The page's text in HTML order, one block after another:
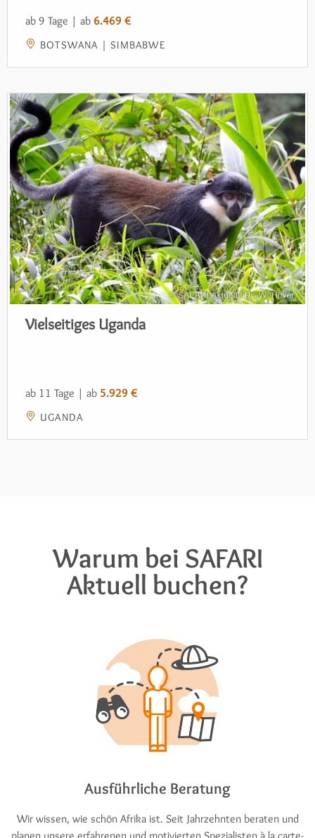
ab 9 Tage | ab 6.469 €
BOTSWANA | SIMBABWE
Vielseitiges Uganda
ab 11 Tage | ab 5.929 €
UGANDA
Warum bei SAFARI
Aktuell buchen?
Ausführliche Beratung
Wir wissen, wie schön Afrika ist. Seit Jahrzehnten beraten und